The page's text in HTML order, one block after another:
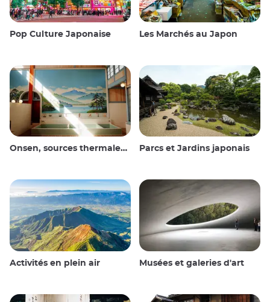
Pop Culture Japonaise Les Marchés au Japon
Onsen, sources thermales et bains publics Parcs et Jardins japonais
Activités en plein air Musées et galeries d'art